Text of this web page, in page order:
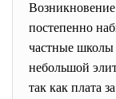
постепенно
частные
небольшой
так как плата